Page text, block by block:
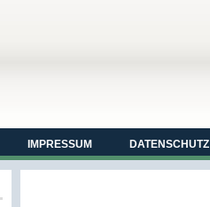
IMPRESSUM DATENSCHUTZ